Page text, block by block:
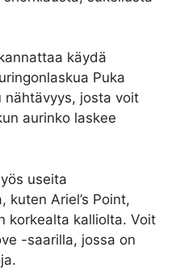
käydä
Puka
nähtävyys, josta voit
aurinko laskee
useita
kuten Ariel’s Point,
korkealta kalliolta. Voit
-saarilla, jossa on